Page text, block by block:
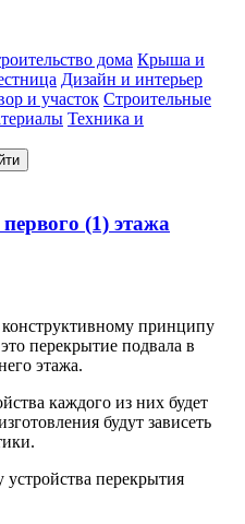
дома Крыша и
Дизайн и интерьер
и участок Строительные
Техника и
(1) этажа
принципу
перекрытие подвала в
этажа.
каждого из них будет
будут зависеть
перекрытия